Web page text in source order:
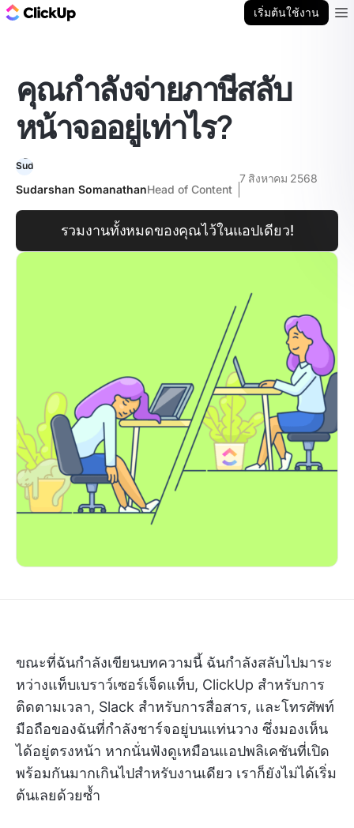
เริ่มต้นใช้งาน
คุณกำลังจ่ายภาษีสลับ
หน้าจออยู่เท่าไร?
Sudarshan SomanathanHead of Content
7 สิงหาคม 2568
รวมงานทั้งหมดของคุณไว้ในแอปเดียว!
ขณะที่ฉันกำลังเขียนบทความนี้ ฉันกำลังสลับไปมาระ
หว่างแท็บเบราว์เซอร์เจ็ดแท็บ, ClickUp สำหรับการ
ติดตามเวลา, Slack สำหรับการสื่อสาร, และโทรศัพท์
มือถือของฉันที่กำลังชาร์จอยู่บนแท่นวาง ซึ่งมองเห็น
ได้อยู่ตรงหน้า หากนั่นฟังดูเหมือนแอปพลิเคชันที่เปิด
พร้อมกันมากเกินไปสำหรับงานเดียว เราก็ยังไม่ได้เริ่ม
ต้นเลยด้วยซ้ำ